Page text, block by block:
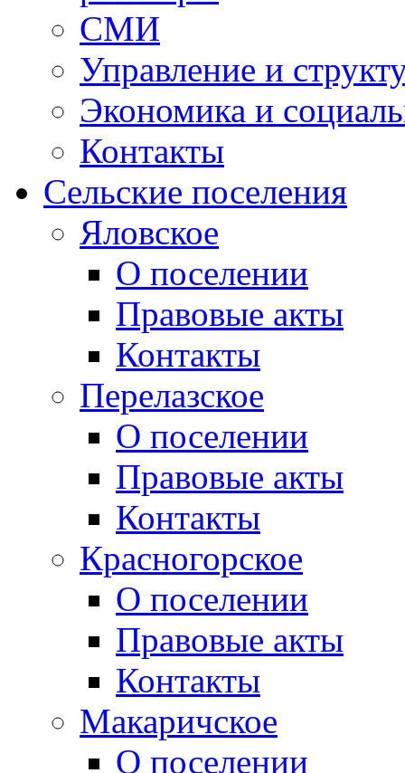
СМИ
Управление и
Экономика и
Контакты
Сельские поселения
Яловское
О поселении
Правовые акты
Контакты
Перелазское
О поселении
Правовые акты
Контакты
Красногорское
О поселении
Правовые акты
Контакты
Макаричское
О поселении